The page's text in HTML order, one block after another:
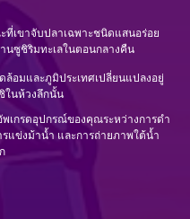
เขาจับปลาเฉพาะชนิดแสนอร่อย
นซูชิริมทะเลในตอนกลางคืน
อมและภูมิประเทศเปลี่ยนแปลงอยู่
ในห้วงลึกนั้น
เกรดอุปกรณ์ของคุณระหว่างการดำ
แข่งม้าน้ำ และการถ่ายภาพใต้น้ำ